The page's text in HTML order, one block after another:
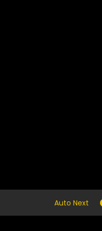
Auto Next